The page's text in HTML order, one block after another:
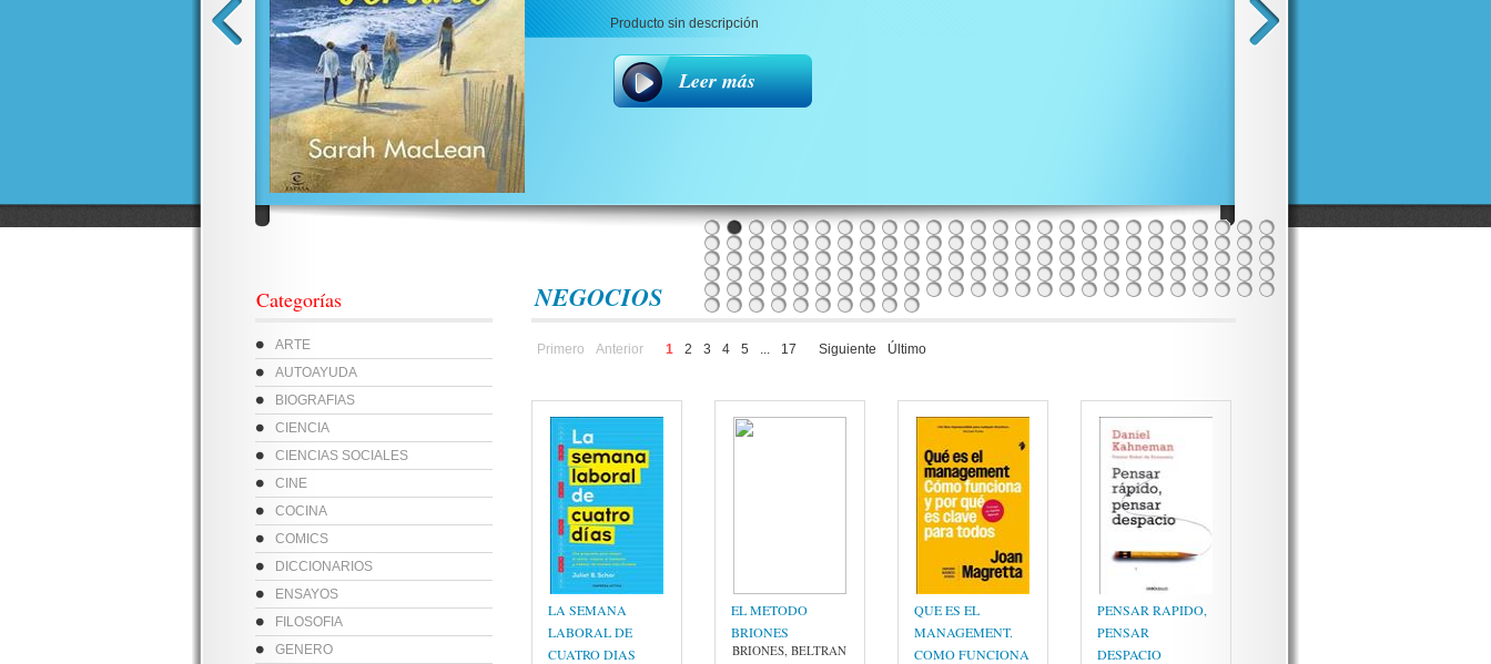
Producto sin descripción
Leer más
Categorías
ARTE
AUTOAYUDA
BIOGRAFIAS
CIENCIA
CIENCIAS SOCIALES
CINE
COCINA
COMICS
DICCIONARIOS
ENSAYOS
FILOSOFIA
GENERO
NEGOCIOS
Primero Anterior 1 2 3 4 5 ... 17 Siguiente Último
LA SEMANA
LABORAL DE
CUATRO DIAS
EL METODO
BRIONES
BRIONES, BELTRAN
QUE ES EL
MANAGEMENT.
COMO FUNCIONA
PENSAR RAPIDO,
PENSAR
DESPACIO